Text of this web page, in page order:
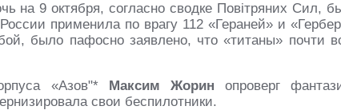
на 9 октября, согласно сводке Повітряних Сил,
применила по врагу 112 «Гераней» и
было пафосно заявлено, что «титаны» почти
«Азов"* Максим Жорин опроверг
свои беспилотники.